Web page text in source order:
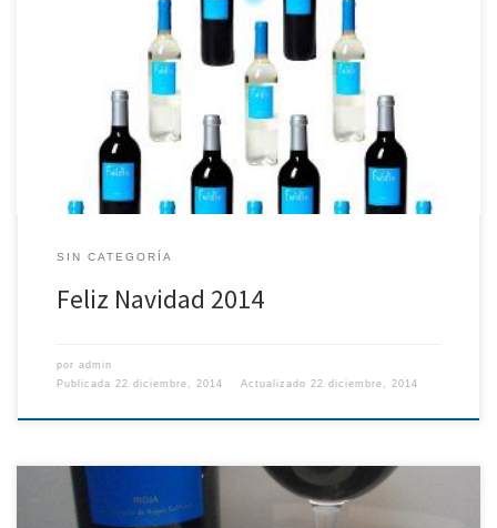
SIN CATEGORÍA
Feliz Navidad 2014
por admin
Publicada 22 diciembre, 2014 Actualizado 22 diciembre, 2014